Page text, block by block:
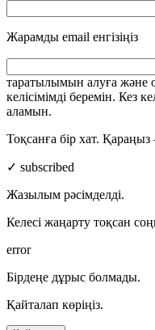
Жарамды email енгізіңіз
таратылымын алуға және
келісімімді беремін. Кез
аламын.
Тоқсанға бір хат.
✓ subscribed
Жазылым рәсімделді.
Келесі жаңарту тоқсан
error
Бірдеңе дұрыс болмады.
Қайталап көріңіз.